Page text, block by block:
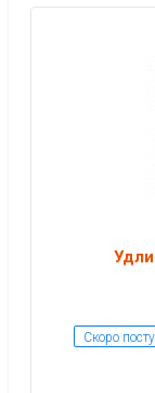
Скоро